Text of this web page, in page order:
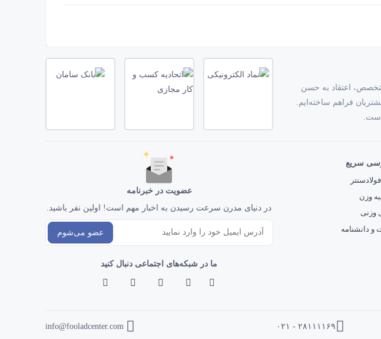
متخصص، اعتقاد به حسن
فراهم ساخته‌ایم.
است.
سریع
وزن
وزنی
و دانشنامه
عضویت در خبرنامه
در دنیای مدرن سرعت رسیدن به اخبار مهم است! اولین نفر باشید.
عضو می‌شوم
ما در شبکه‌های اجتماعی دنبال کنید
۰۲۱ - ۲۸۱۱۱۱۶۹ info@fooladcenter.com